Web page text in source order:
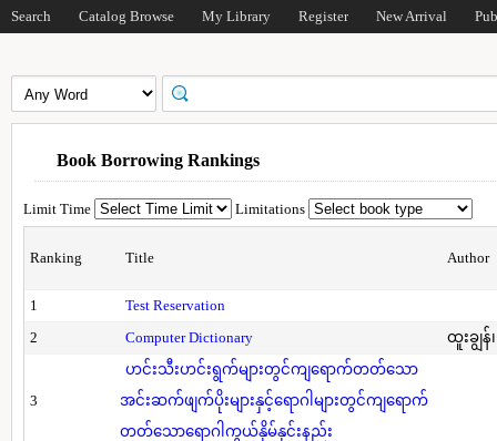
Search Catalog Browse My Library Register New Arrival
Book Borrowing Rankings
Limit Time Limitations
Ranking Title Author
1
Test Reservation
2
Computer Dictionary ထူးချွန်
3
ဟင်းသီးဟင်းရွက်များတွင်ကျရောက်တတ်သော
အင်းဆက်ဖျက်ပိုးများနှင့်ရောဂါများတွင်ကျရောက်
တတ်သောရောဂါကွယ်နှိမ်နှင်းနည်း